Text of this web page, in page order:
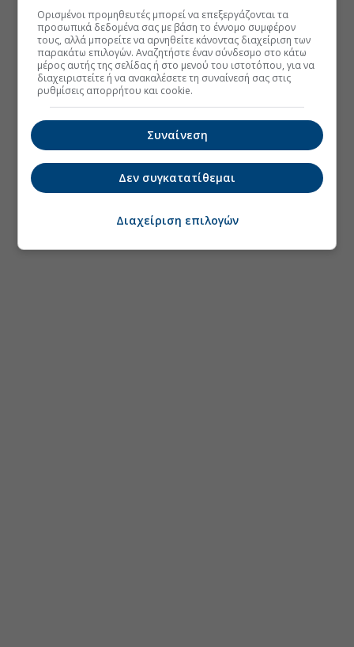
Ορισμένοι προμηθευτές μπορεί να επεξεργάζονται τα
προσωπικά δεδομένα σας με βάση το έννομο συμφέρον
τους, αλλά μπορείτε να αρνηθείτε κάνοντας διαχείριση των
παρακάτω επιλογών. Αναζητήστε έναν σύνδεσμο στο κάτω
μέρος αυτής της σελίδας ή στο μενού του ιστοτόπου, για να
διαχειριστείτε ή να ανακαλέσετε τη συναίνεσή σας στις
ρυθμίσεις απορρήτου και cookie.
Συναίνεση
Δεν συγκατατίθεμαι
Διαχείριση επιλογών